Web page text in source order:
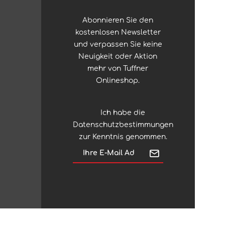
Abonnieren Sie den
kostenlosen Newsletter
und verpassen Sie keine
Neuigkeit oder Aktion
mehr von Tuffner
Onlineshop.
Ich habe die
Datenschutzbestimmungen
zur Kenntnis genommen.